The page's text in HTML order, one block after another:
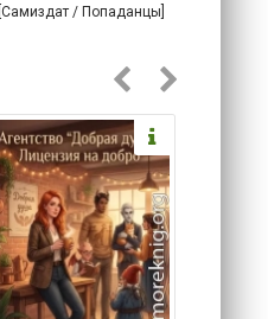
[Самиздат / Попаданцы]